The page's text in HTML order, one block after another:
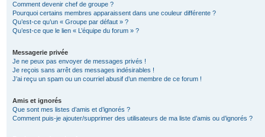
Comment devenir chef de groupe ?
Pourquoi certains membres apparaissent dans une couleur différente ?
Qu’est-ce qu’un « Groupe par défaut » ?
Qu’est-ce que le lien « L’équipe du forum » ?
Messagerie privée
Je ne peux pas envoyer de messages privés !
Je reçois sans arrêt des messages indésirables !
J’ai reçu un spam ou un courriel abusif d’un membre de ce forum !
Amis et ignorés
Que sont mes listes d’amis et d’ignorés ?
Comment puis-je ajouter/supprimer des utilisateurs de ma liste d’amis ou d’ignorés ?